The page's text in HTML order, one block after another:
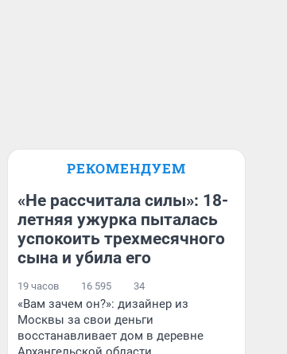
РЕКОМЕНДУЕМ
«Не рассчитала силы»: 18-
летняя ужурка пыталась
успокоить трехмесячного
сына и убила его
19 часов 16 595 34
«Вам зачем он?»: дизайнер из
Москвы за свои деньги
восстанавливает дом в деревне